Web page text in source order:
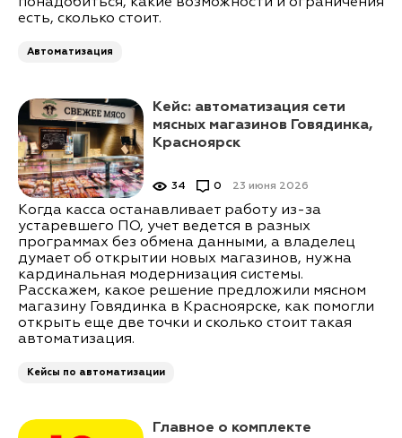
есть, сколько стоит.
Автоматизация
Кейс: автоматизация сети
мясных магазинов Говядинка,
Красноярск
23 июня 2026
34 0
Когда касса останавливает работу из-за
устаревшего ПО, учет ведется в разных
программах без обмена данными, а владелец
думает об открытии новых магазинов, нужна
кардинальная модернизация системы.
Расскажем, какое решение предложили мясном
магазину Говядинка в Красноярске, как помогли
открыть еще две точки и сколько стоит такая
автоматизация.
Кейсы по автоматизации
Главное о комплекте